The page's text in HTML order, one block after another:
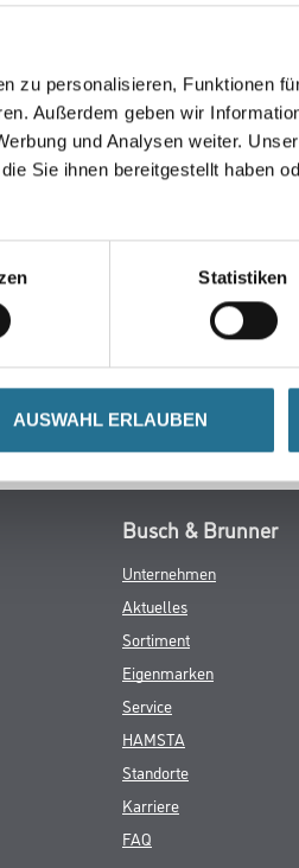
zu personalisieren, Funktionen
Außerdem geben wir
und Analysen weiter.
Sie ihnen bereitgestellt haben
Statistiken
AUSWAHL ERLAUBEN
Breite in centimeter
Busch & Brunner
Unternehmen
Aktuelles
Sortiment
Eigenmarken
Service
HAMSTA
Standorte
Karriere
FAQ